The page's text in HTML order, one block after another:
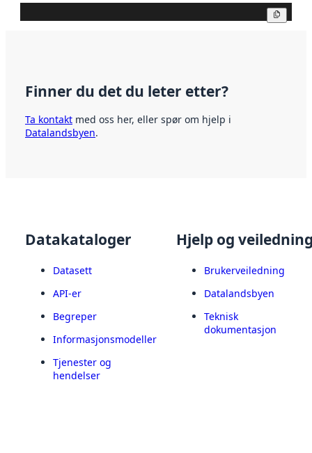
Finner du det du leter etter?
Ta kontakt med oss her, eller spør om hjelp i
Datalandsbyen.
Datakataloger
Datasett
API-er
Begreper
Informasjonsmodeller
Tjenester og
hendelser
Hjelp og
Brukerveiledning
Datalandsbyen
Teknisk
dokumentasjon